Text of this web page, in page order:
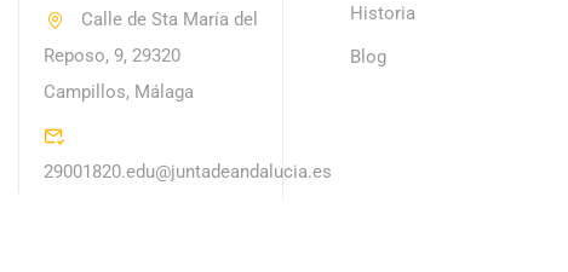
Calle de Sta María del
Reposo, 9, 29320
Campillos, Málaga
29001820.edu@juntadeandalucia.es
Historia
Blog